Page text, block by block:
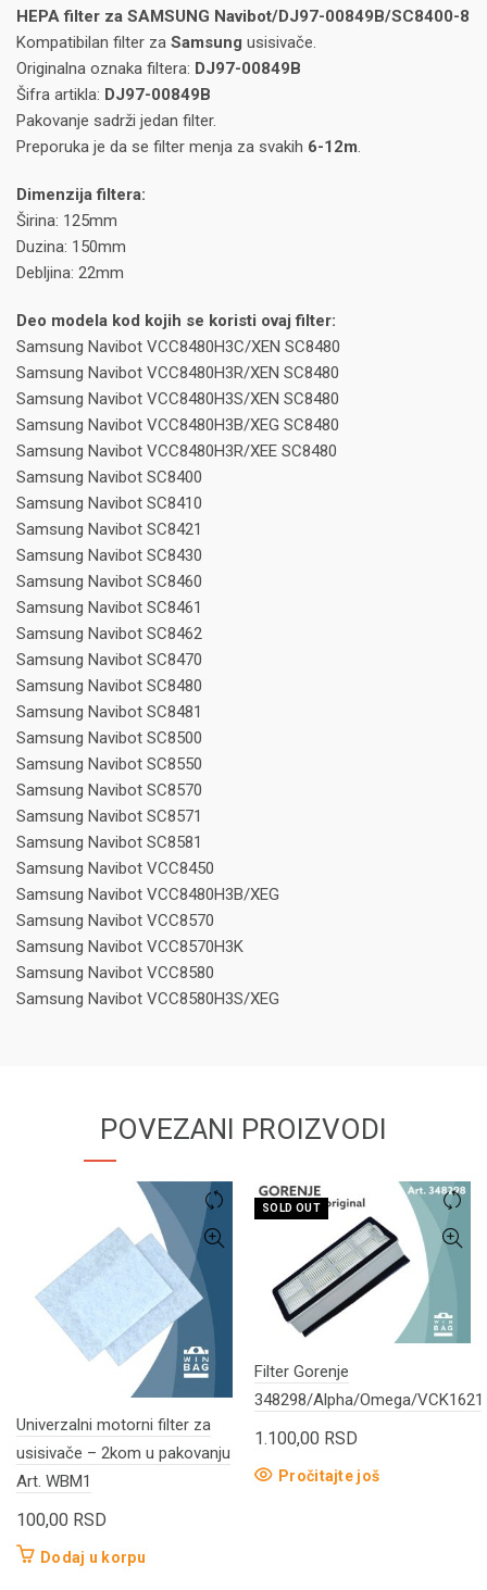
HEPA filter za SAMSUNG Navibot/DJ97-00849B/SC8400-8
Kompatibilan filter za Samsung usisivače.
Originalna oznaka filtera: DJ97-00849B
Šifra artikla: DJ97-00849B
Pakovanje sadrži jedan filter.
Preporuka je da se filter menja za svakih 6-12m.
Dimenzija filtera:
Širina: 125mm
Duzina: 150mm
Debljina: 22mm
Deo modela kod kojih se koristi ovaj filter:
Samsung Navibot VCC8480H3C/XEN SC8480
Samsung Navibot VCC8480H3R/XEN SC8480
Samsung Navibot VCC8480H3S/XEN SC8480
Samsung Navibot VCC8480H3B/XEG SC8480
Samsung Navibot VCC8480H3R/XEE SC8480
Samsung Navibot SC8400
Samsung Navibot SC8410
Samsung Navibot SC8421
Samsung Navibot SC8430
Samsung Navibot SC8460
Samsung Navibot SC8461
Samsung Navibot SC8462
Samsung Navibot SC8470
Samsung Navibot SC8480
Samsung Navibot SC8481
Samsung Navibot SC8500
Samsung Navibot SC8550
Samsung Navibot SC8570
Samsung Navibot SC8571
Samsung Navibot SC8581
Samsung Navibot VCC8450
Samsung Navibot VCC8480H3B/XEG
Samsung Navibot VCC8570
Samsung Navibot VCC8570H3K
Samsung Navibot VCC8580
Samsung Navibot VCC8580H3S/XEG
POVEZANI PROIZVODI
Univerzalni motorni filter za
usisivače – 2kom u pakovanju
Art. WBM1
100,00 RSD
Dodaj u korpu
SOLD OUT
Filter Gorenje
348298/Alpha/Omega/
1.100,00 RSD
Pročitajte još